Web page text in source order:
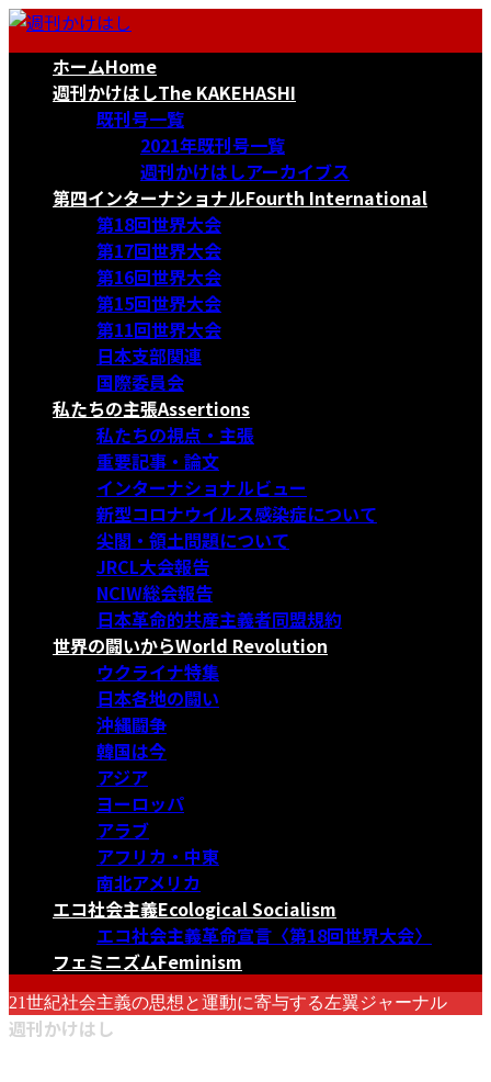
コ
ナ
ホームHome
週刊かけはしThe KAKEHASHI
既刊号一覧
2021年既刊号一覧
週刊かけはしアーカイブス
第四インターナショナルFourth International
第18回世界大会
第17回世界大会
第16回世界大会
第15回世界大会
第11回世界大会
日本支部関連
国際委員会
私たちの主張Assertions
私たちの視点・主張
重要記事・論文
インターナショナルビュー
新型コロナウイルス感染症について
尖閣・領土問題について
JRCL大会報告
NCIW総会報告
日本革命的共産主義者同盟規約
世界の闘いからWorld Revolution
ウクライナ特集
日本各地の闘い
沖縄闘争
韓国は今
アジア
ヨーロッパ
アラブ
アフリカ・中東
南北アメリカ
エコ社会主義Ecological Socialism
エコ社会主義革命宣言〈第18回世界大会〉
フェミニズムFeminism
21世紀社会主義の思想と運動に寄与する左翼ジャーナル
週刊かけはし